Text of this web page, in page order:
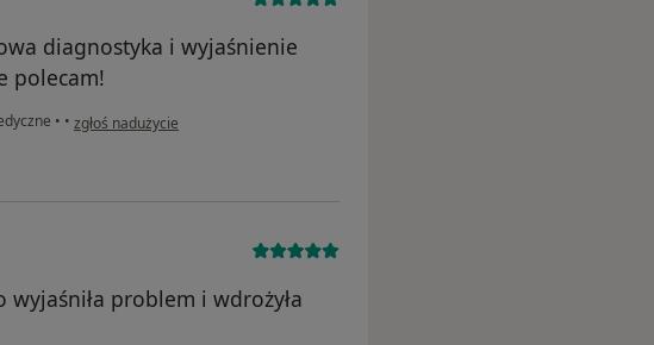
diagnostyka i wyjaśnienie
polecam!
• • w opinii użytkownika S.D.
zgłoś nadużycie
wyjaśniła problem i wdrożyła